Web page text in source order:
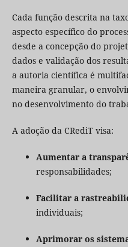
Cada função descrita na
aspecto específico do
desde a concepção do
dados e validação dos
a autoria científica é
maneira granular, o
no desenvolvimento do
A adoção da CRediT visa:
Aumentar a
responsabilidades;
Facilitar a
individuais;
Aprimorar os